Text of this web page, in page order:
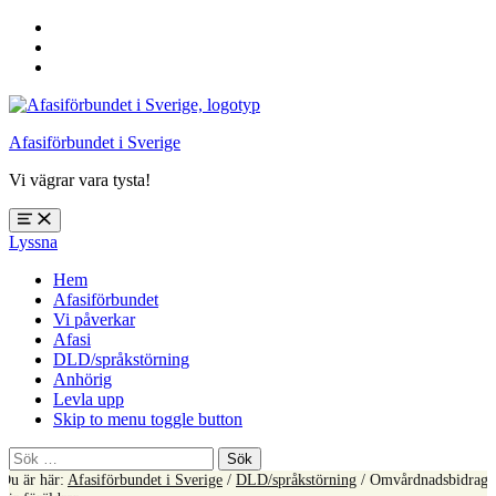
sidfoten
Afasiförbundet i Sverige
Vi vägrar vara tysta!
Öppna
meny:
%s
Lyssna
Hem
Afasiförbundet
Vi påverkar
Afasi
DLD/språkstörning
Anhörig
Levla upp
Skip to menu toggle button
Sök
efter:
Du är här: Afasiförbundet i Sverige / DLD/språkstörning / Omvårdnadsbidrag